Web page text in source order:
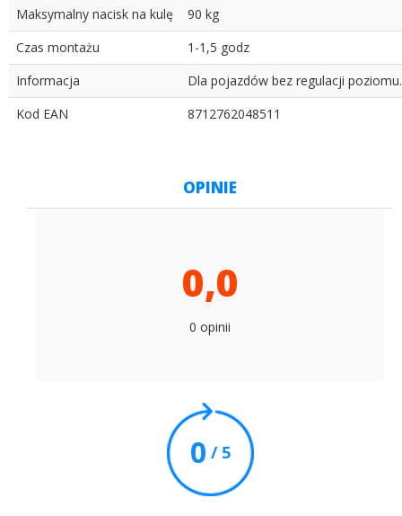
Maksymalny nacisk na kulę
90 kg
Czas montażu
1-1,5 godz
Informacja
Dla pojazdów bez regulacji poziomu.
Kod EAN
8712762048511
OPINIE
0,0
0 opinii
0 / 5